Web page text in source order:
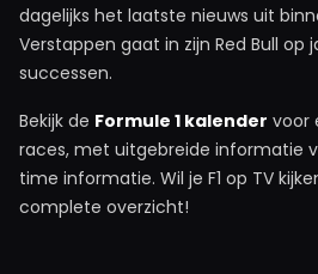
dagelijks het laatste nieuws uit
Verstappen gaat in zijn Red Bull op
successen.
Bekijk de Formule 1 kalender voor
races, met uitgebreide informatie
time informatie. Wil je F1 op TV
complete overzicht!